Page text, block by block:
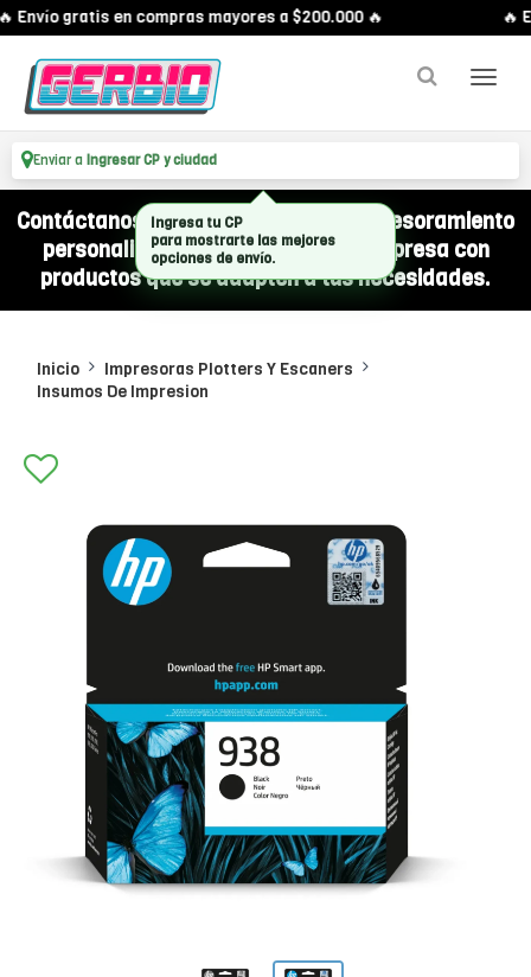
Envío gratis en compras mayores a $200.000 🔥 🔥
Enviar a Ingresar CP y ciudad
Contáctanos por WhatsApp y recibí asesoramiento
personalizado para equipar a tu empresa con
productos que se adapten a tus necesidades.
Inicio
Impresoras Plotters Y Escaners
Insumos De Impresion
Ingresa tu CP
para mostrarte las mejores
opciones de envío.